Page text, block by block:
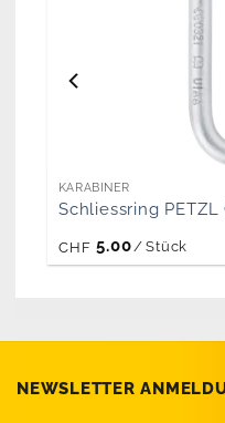
KARABINER
Schliessring PETZL
CHF 5.00 / Stück
NEWSLETTER